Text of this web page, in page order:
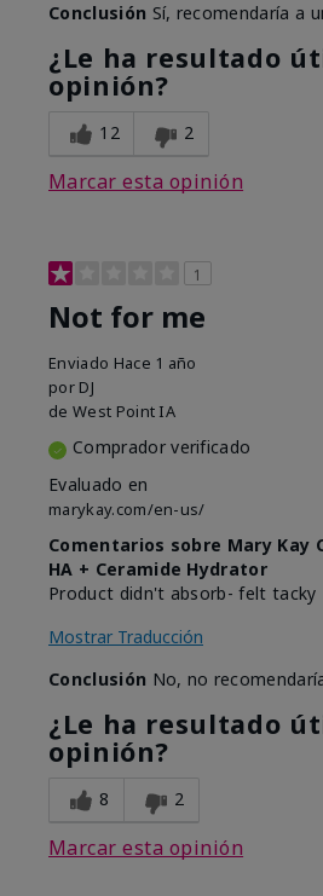
Conclusión Sí, recomendaría a
¿Le ha resultado
opinión?
12 2
Marcar esta opinión
1
Not for me
Enviado Hace 1 año
por DJ
de West Point IA
Comprador verificado
Evaluado en
marykay.com/en-us/
Comentarios sobre Mary Kay
HA + Ceramide Hydrator
Product didn't absorb- felt tacky
Mostrar Traducción
Conclusión No, no
¿Le ha resultado
opinión?
8 2
Marcar esta opinión